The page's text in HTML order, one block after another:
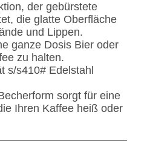
der gebürstete
die glatte Oberfläche
und Lippen.
ganze Dosis Bier oder
zu halten.
s/s410# Edelstahl
sorgt für eine
Ihren Kaffee heiß oder